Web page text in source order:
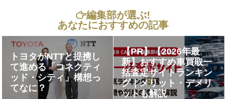
編集部が選ぶ!
あなたにおすすめの記事
トヨタがNTTと提携し
て進める「コネクティ
ッド・シティ」構想っ
てなに？
【PR】【2026年最
新】おすすめ車買取一
括査定サイトランキン
グ｜メリット・デメリ
ットも解説